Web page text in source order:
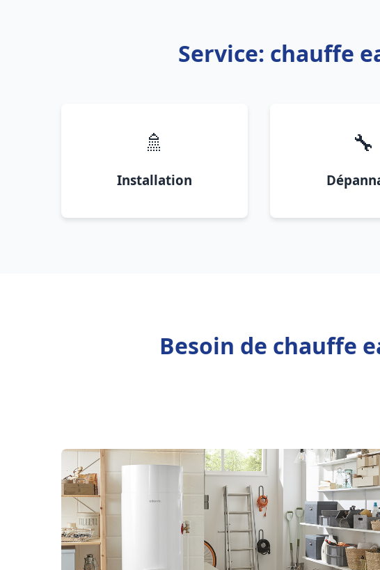
Service: chauffe
🚿
Installation
🔧
Besoin de chauffe